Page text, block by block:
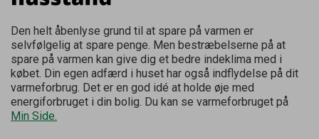
Den helt åbenlyse grund til at spare på varmen er
selvfølgelig at spare penge. Men bestræbelserne på at
spare på varmen kan give dig et bedre indeklima med i
købet. Din egen adfærd i huset har også indflydelse på dit
varmeforbrug. Det er en god idé at holde øje med
energiforbruget i din bolig. Du kan se varmeforbruget på
Min Side.